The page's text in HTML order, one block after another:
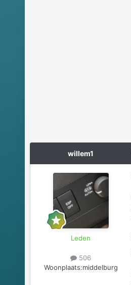
willem1
Leden
506
Woonplaats:middelburg